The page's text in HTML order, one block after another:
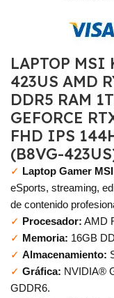
LAPTOP MSI
423US AMD
DDR5 RAM
GEFORCE
FHD IPS
(B8VG-
✓ Laptop Gamer
eSports, streaming,
de contenido
✓ Procesador: AMD
✓ Memoria: 16GB
✓ Almacenamiento:
✓ Gráfica: NVIDIA®
GDDR6.